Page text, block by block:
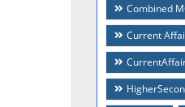
Combined
Current